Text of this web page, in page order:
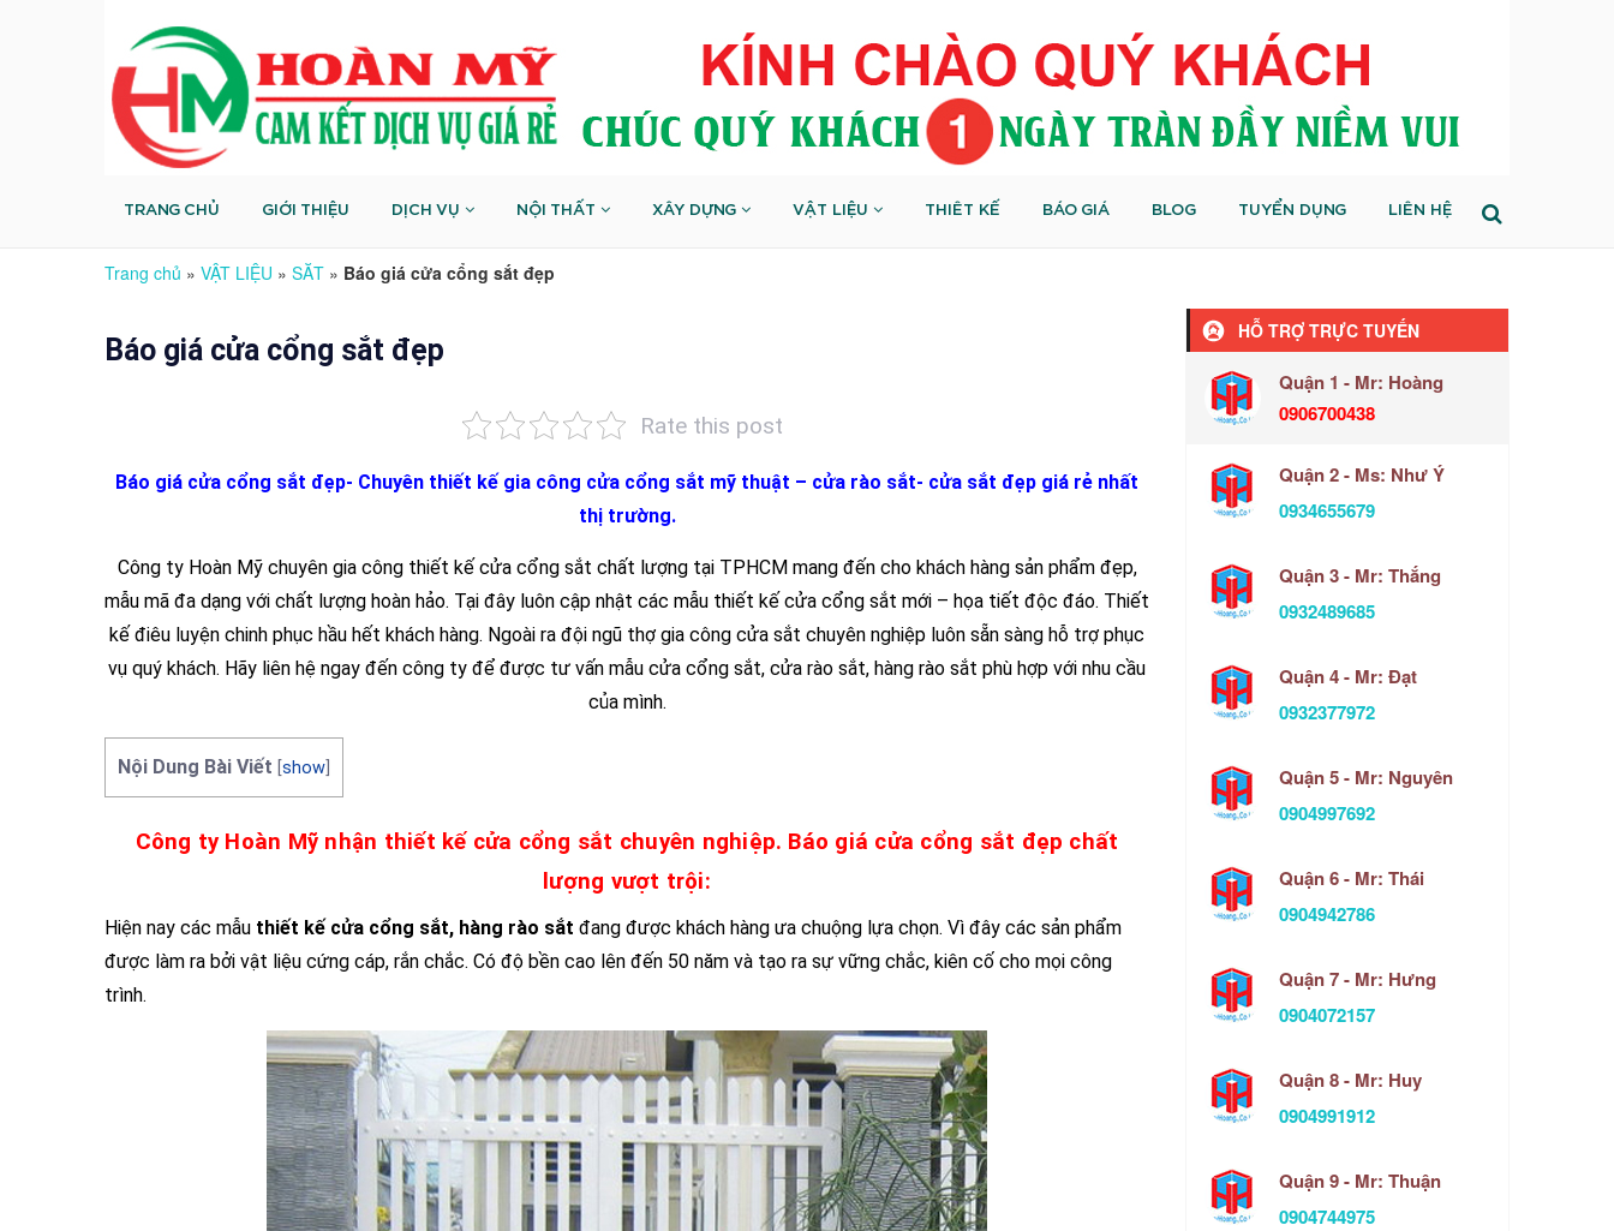
TRANG CHỦ GIỚI THIỆU DỊCH VỤ NỘI THẤT XÂY DỰNG VẬT LIỆU THIÊT KẾ BÁO GIÁ BLOG TUYỂN DỤNG LIÊN HỆ
Trang chủ » VẬT LIỆU » SĂT » Báo giá cửa cổng sắt đẹp
Báo giá cửa cổng sắt đẹp
Rate this post
Báo giá cửa cổng sắt đẹp- Chuyên thiết kế gia công cửa cổng sắt mỹ thuật – cửa rào sắt- cửa sắt đẹp giá rẻ nhất
thị trường.
Công ty Hoàn Mỹ chuyên gia công thiết kế cửa cổng sắt chất lượng tại TPHCM mang đến cho khách hàng sản phẩm đẹp,
mẫu mã đa dạng với chất lượng hoàn hảo. Tại đây luôn cập nhật các mẫu thiết kế cửa cổng sắt mới – họa tiết độc đáo. Thiết
kế điêu luyện chinh phục hầu hết khách hàng. Ngoài ra đội ngũ thợ gia công cửa sắt chuyên nghiệp luôn sẵn sàng hỗ trợ phục
vụ quý khách. Hãy liên hệ ngay đến công ty để được tư vấn mẫu cửa cổng sắt, cửa rào sắt, hàng rào sắt phù hợp với nhu cầu
của mình.
Nội Dung Bài Viết show
Công ty Hoàn Mỹ nhận thiết kế cửa cổng sắt chuyên nghiệp. Báo giá cửa cổng sắt đẹp chất
lượng vượt trội:
Hiện nay các mẫu thiết kế cửa cổng sắt, hàng rào sắt đang được khách hàng ưa chuộng lựa chọn. Vì đây các sản phẩm
được làm ra bởi vật liệu cứng cáp, rắn chắc. Có độ bền cao lên đến 50 năm và tạo ra sự vững chắc, kiên cố cho mọi công
trình.
HỖ TRỢ TRỰC TUYẾN
Quận 1 - Mr: Hoàng
0906700438
Quận 2 - Ms: Như Ý
0934655679
Quận 3 - Mr: Thắng
0932489685
Quận 4 - Mr: Đạt
0932377972
Quận 5 - Mr: Nguyên
0904997692
Quận 6 - Mr: Thái
0904942786
Quận 7 - Mr: Hưng
0904072157
Quận 8 - Mr: Huy
0904991912
Quận 9 - Mr: Thuận
0904744975